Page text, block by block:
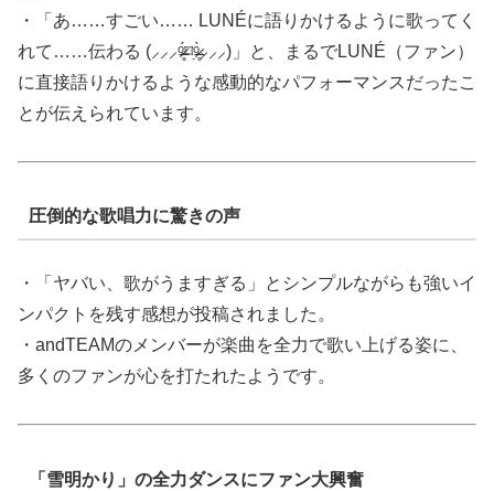
・「あ……すごい…… LUNÉに語りかけるように歌ってく
れて……伝わる (⸝⸝⸝ᵒ̴̶̷̥́⌑ᵒ̴̶̷̣̥̀⸝⸝⸝)」と、まるでLUNÉ（ファン）
に直接語りかけるような感動的なパフォーマンスだったこ
とが伝えられています。
圧倒的な歌唱力に驚きの声
・「ヤバい、歌がうますぎる」とシンプルながらも強いイ
ンパクトを残す感想が投稿されました。
・andTEAMのメンバーが楽曲を全力で歌い上げる姿に、
多くのファンが心を打たれたようです。
「雪明かり」の全力ダンスにファン大興奮